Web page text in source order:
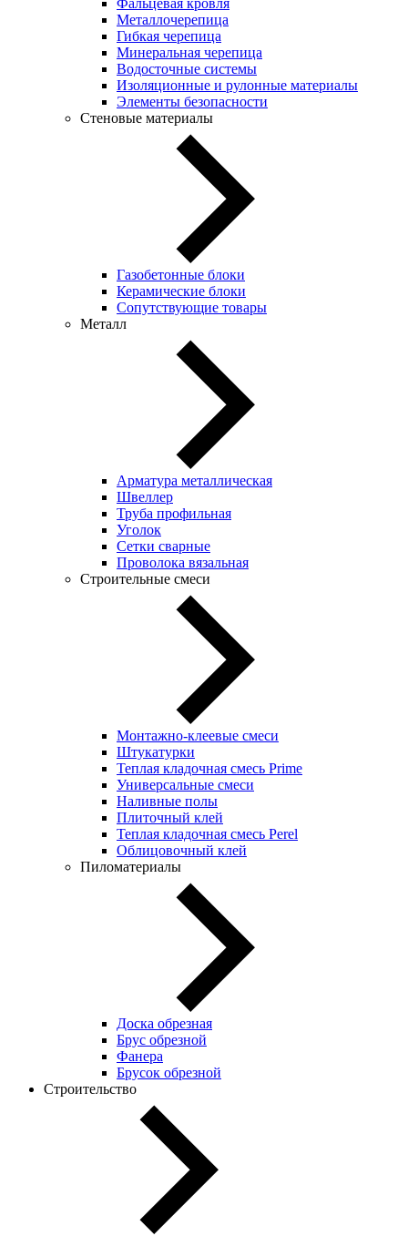
Металлочерепица
Гибкая черепица
Минеральная черепица
Водосточные системы
Изоляционные и рулонные материалы
Элементы безопасности
Стеновые материалы
Газобетонные блоки
Керамические блоки
Сопутствующие товары
Металл
Арматура металлическая
Швеллер
Труба профильная
Уголок
Сетки сварные
Проволока вязальная
Строительные смеси
Монтажно-клеевые смеси
Штукатурки
Теплая кладочная смесь Prime
Универсальные смеси
Наливные полы
Плиточный клей
Теплая кладочная смесь Perel
Облицовочный клей
Пиломатериалы
Доска обрезная
Брус обрезной
Фанера
Брусок обрезной
Строительство